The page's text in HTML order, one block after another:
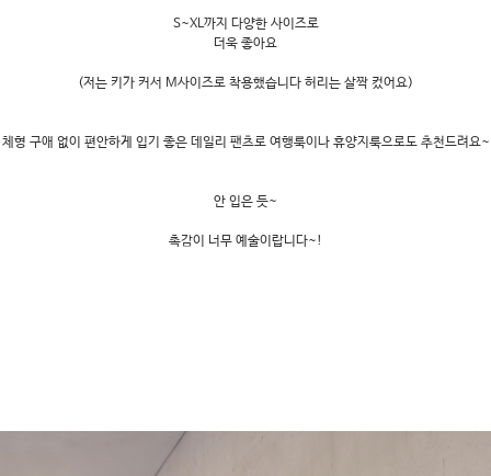
S~XL까지 다양한 사이즈로
더욱 좋아요
(저는 키가 커서 M사이즈로 착용했습니다 허리는 살짝 컸어요)
체형 구애 없이 편안하게 입기 좋은 데일리 팬츠로 여행룩이나 휴양지룩으로도 추천드려요~
안 입은 듯~
촉감이 너무 예술이랍니다~!